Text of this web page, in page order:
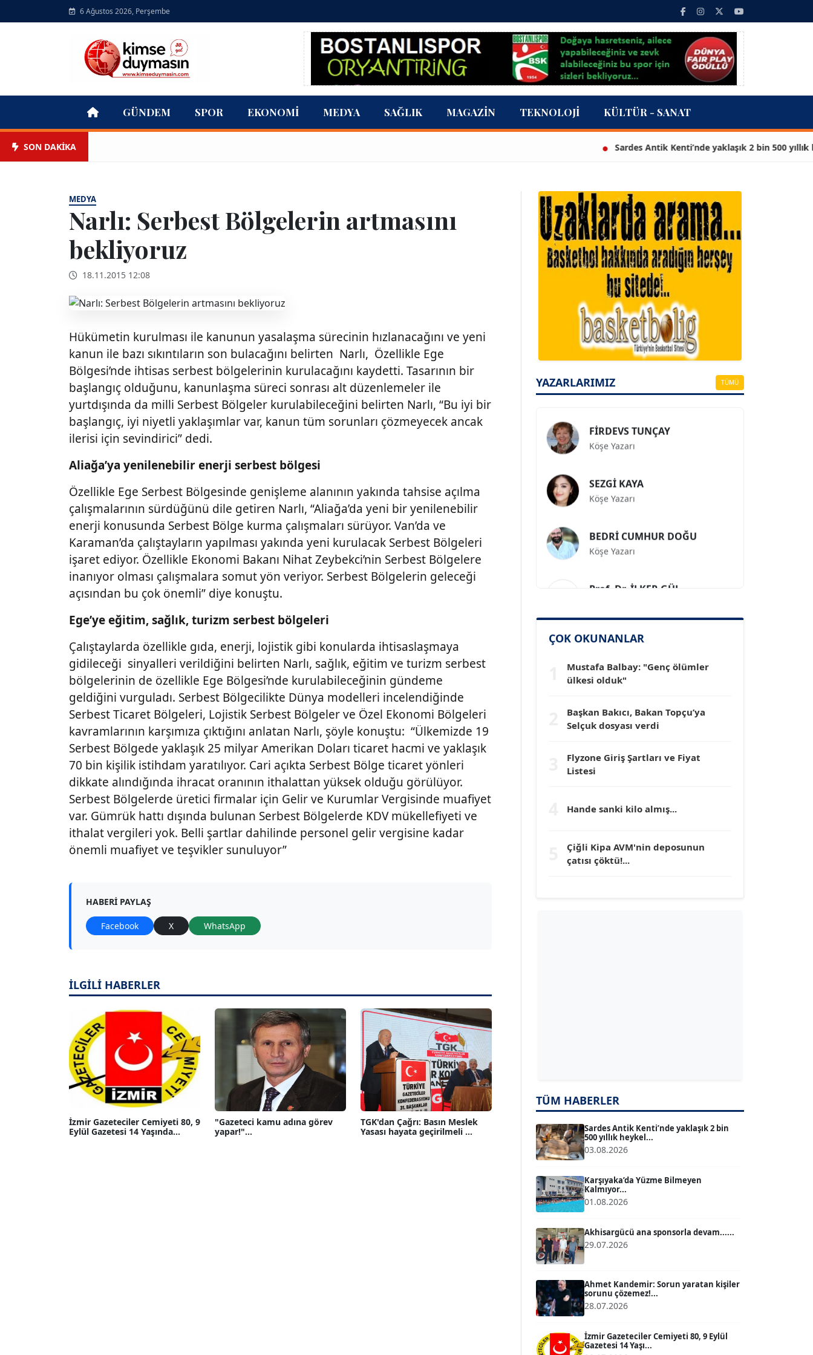
6 Ağustos 2026, Perşembe
GÜNDEM SPOR EKONOMI MEDYA SAĞLIK MAGAZIN TEKNOLOJI KÜLTÜR - SANAT
SON DAKİKA Sardes Antik Kenti’nde yaklaşık 2 bin 500 yıllık
MEDYA
Narlı: Serbest Bölgelerin artmasını
bekliyoruz
18.11.2015 12:08
Hükümetin kurulması ile kanunun yasalaşma sürecinin hızlanacağını ve yeni
kanun ile bazı sıkıntıların son bulacağını belirten Narlı, Özellikle Ege
Bölgesi’nde ihtisas serbest bölgelerinin kurulacağını kaydetti. Tasarının bir
başlangıç olduğunu, kanunlaşma süreci sonrası alt düzenlemeler ile
yurtdışında da milli Serbest Bölgeler kurulabileceğini belirten Narlı, “Bu iyi bir
başlangıç, iyi niyetli yaklaşımlar var, kanun tüm sorunları çözmeyecek ancak
ilerisi için sevindirici” dedi.
Aliağa’ya yenilenebilir enerji serbest bölgesi
Özellikle Ege Serbest Bölgesinde genişleme alanının yakında tahsise açılma
çalışmalarının sürdüğünü dile getiren Narlı, “Aliağa’da yeni bir yenilenebilir
enerji konusunda Serbest Bölge kurma çalışmaları sürüyor. Van’da ve
Karaman’da çalıştayların yapılması yakında yeni kurulacak Serbest Bölgeleri
işaret ediyor. Özellikle Ekonomi Bakanı Nihat Zeybekci’nin Serbest Bölgelere
inanıyor olması çalışmalara somut yön veriyor. Serbest Bölgelerin geleceği
açısından bu çok önemli” diye konuştu.
Ege’ye eğitim, sağlık, turizm serbest bölgeleri
Çalıştaylarda özellikle gıda, enerji, lojistik gibi konularda ihtisaslaşmaya
gidileceği sinyalleri verildiğini belirten Narlı, sağlık, eğitim ve turizm serbest
bölgelerinin de özellikle Ege Bölgesi’nde kurulabileceğinin gündeme
geldiğini vurguladı. Serbest Bölgecilikte Dünya modelleri incelendiğinde
Serbest Ticaret Bölgeleri, Lojistik Serbest Bölgeler ve Özel Ekonomi Bölgeleri
kavramlarının karşımıza çıktığını anlatan Narlı, şöyle konuştu: “Ülkemizde 19
Serbest Bölgede yaklaşık 25 milyar Amerikan Doları ticaret hacmi ve yaklaşık
70 bin kişilik istihdam yaratılıyor. Cari açıkta Serbest Bölge ticaret yönleri
dikkate alındığında ihracat oranının ithalattan yüksek olduğu görülüyor.
Serbest Bölgelerde üretici firmalar için Gelir ve Kurumlar Vergisinde muafiyet
var. Gümrük hattı dışında bulunan Serbest Bölgelerde KDV mükellefiyeti ve
ithalat vergileri yok. Belli şartlar dahilinde personel gelir vergisine kadar
önemli muafiyet ve teşvikler sunuluyor”
HABERI PAYLAŞ
Facebook X WhatsApp
İLGİLİ HABERLER
İzmir Gazeteciler Cemiyeti 80, 9
Eylül Gazetesi 14 Yaşında...
"Gazeteci kamu adına görev
yapar!"...
TGK'dan Çağrı: Basın Meslek
Yasası hayata geçirilmeli ...
YAZARLARIMIZ TÜMÜ
A. BAHRİ VRESKALA
Köşe Yazarı
Köşe Yazarı
Köşe Yazarı
Köşe Yazarı
Köşe Yazarı
Köşe Yazarı
Köşe Yazarı
Dr. HAKAN TARTAN
Prof. Dr. YÜCEL OCAK
Köşe Yazarı
T TUĞÇE TUĞSAVUL BAYSOY
ATİLLA KÖPRÜLÜOĞLU
BÜLENT GÜRLÜK
B BÜLENT SAĞLAM
ÇOK OKUNANLAR
Mustafa Balbay: "Genç ölümler
ülkesi olduk"
Başkan Bakıcı, Bakan Topçu’ya
Selçuk dosyası verdi
Flyzone Giriş Şartları ve Fiyat
Listesi
Hande sanki kilo almış...
Çiğli Kipa AVM'nin deposunun
çatısı çöktü!...
TÜM HABERLER
Sardes Antik Kenti’nde yaklaşık 2 bin
500 yıllık heykel...
03.08.2026
Karşıyaka’da Yüzme Bilmeyen
Kalmıyor...
01.08.2026
Akhisargücü ana sponsorla devam......
29.07.2026
Ahmet Kandemir: Sorun yaratan kişiler
sorunu çözemez!...
28.07.2026
İzmir Gazeteciler Cemiyeti 80, 9 Eylül
Gazetesi 14 Yaşı...